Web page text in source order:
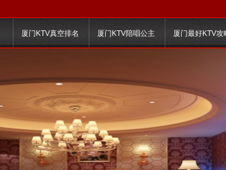
厦门KTV真空排名 厦门KTV陪唱公主 厦门最好KTV攻